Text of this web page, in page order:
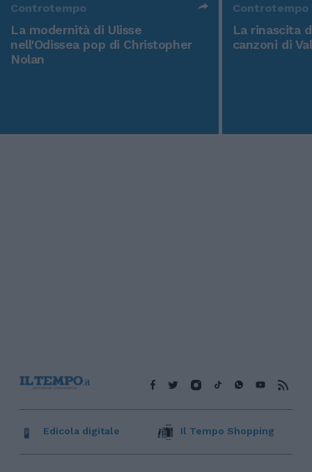
Controtempo
La modernità di Ulisse
nell'Odissea pop di Christopher
Nolan
Controtempo
La rinascita
canzoni di
Edicola digitale Il Tempo Shopping